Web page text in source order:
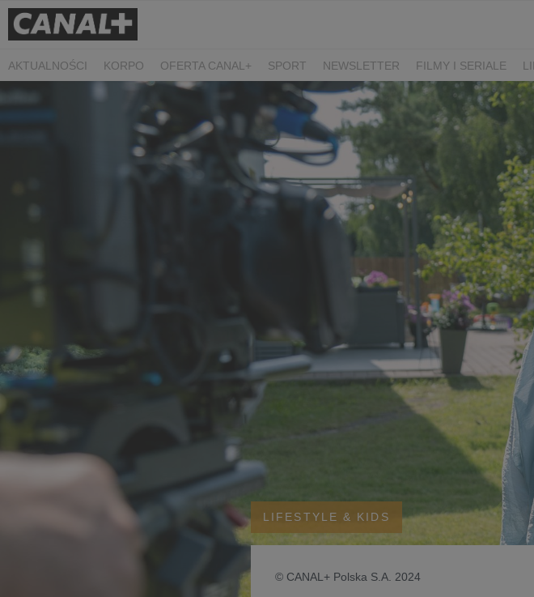
AKTUALNOŚCI KORPO OFERTA CANAL+ SPORT NEWSLETTER FILMY I SERIALE
CZARNE STOKROTKI
PROSTA SPRAWA ALGORYTM MIŁOŚCI KIEDY ŚLUB? BELFER
PLANETA SINGLI. OSIEM HISTORII
KRÓL KIDS DOKUMENT LIFESTYLE
LIFESTYLE & KIDS
© CANAL+ Polska S.A. 2024